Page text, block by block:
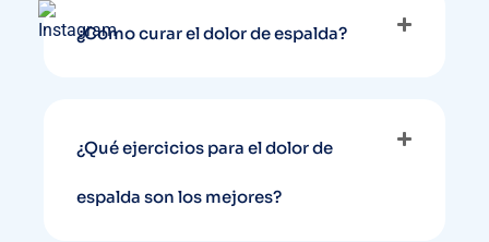
¿Como curar el dolor de espalda?
¿Qué ejercicios para el dolor de
espalda son los mejores?